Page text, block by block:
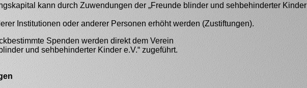
kann durch Zuwendungen der „Freunde blinder und sehbehinderter Kinder
Institutionen oder anderer Personen erhöht werden (Zustiftungen).
Spenden werden direkt dem Verein
und sehbehinderter Kinder e.V.“ zugeführt.